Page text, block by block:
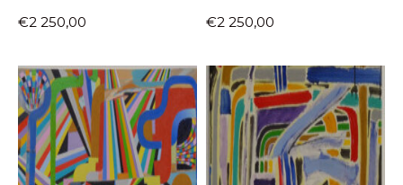
€2 250,00 €2 250,00